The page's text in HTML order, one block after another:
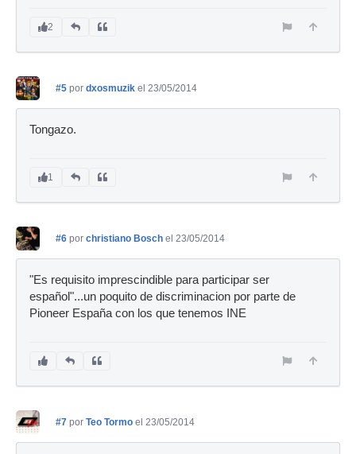
2
#5 por dxosmuzik el 23/05/2014
Tongazo.
1
#6 por christiano Bosch el 23/05/2014
"Es requisito imprescindible para participar ser
español"...un poquito de discriminacion por parte de
Pioneer España con los que tenemos INE
#7 por Teo Tormo el 23/05/2014